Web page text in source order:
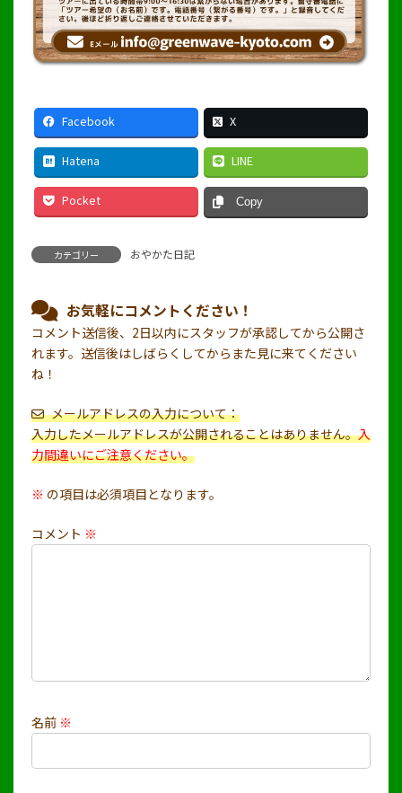
Facebook X
Hatena LINE
Pocket Copy
カテゴリー おやかた日記
お気軽にコメントください！
コメント送信後、2日以内にスタッフが承認してから公開さ
れます。送信後はしばらくしてからまた見に来てください
ね！
メールアドレスの入力について：
入力したメールアドレスが公開されることはありません。入
力間違いにご注意ください。
※ の項目は必須項目となります。
コメント ※
名前 ※